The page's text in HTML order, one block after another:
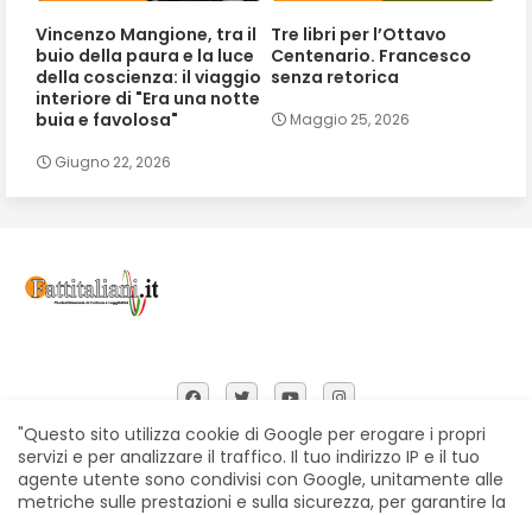
Vincenzo Mangione, tra il
buio della paura e la luce
della coscienza: il viaggio
interiore di "Era una notte
buia e favolosa"
Giugno 22, 2026
Tre libri per l’Ottavo
Centenario. Francesco
senza retorica
Maggio 25, 2026
Home Chi siamo Contatti
Privacy Policy
"Questo sito utilizza cookie di Google per erogare i propri
servizi e per analizzare il traffico. Il tuo indirizzo IP e il tuo
agente utente sono condivisi con Google, unitamente alle
metriche sulle prestazioni e sulla sicurezza, per garantire la